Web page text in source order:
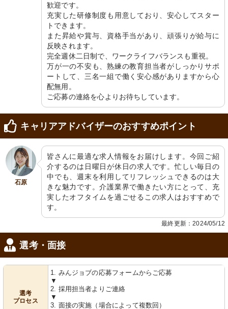
歓迎です。
充実した研修制度も用意しており、安心してスター
トできます。
また昇給や賞与、資格手当があり、頑張りが給与に
反映されます。
完全週休二日制で、ワークライフバランスも重視。
万が一の不安も、熟練の教育担当者がしっかりサポ
ートして、三名一組で働く安心感がありますから心
配無用。
ご応募の連絡を心よりお待ちしています。
キャリアアドバイザーのおすすめポイント
石原
皆さんに最適な求人情報をお届けします。今回ご紹
介するのは日曜日が休日の求人です。忙しい毎日の
中でも、週末を利用してリフレッシュできるのは大
きな魅力です。介護業界で働きたい方にとって、充
実したオフタイムを過ごせるこの求人はおすすめで
す。
最終更新：2024/05/12
選考・面接
選考
プロセス
1. みんジョブの応募フォームからご応募
▼
2. 採用担当者よりご連絡
▼
3. 面接の実施（場合によって複数回）